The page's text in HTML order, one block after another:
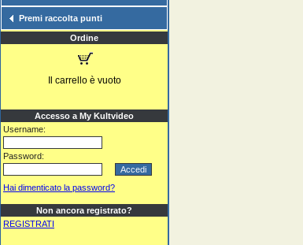
Premi raccolta punti
Ordine
Il carrello è vuoto
Accesso a My Kultvideo
Username:
Password:
Hai dimenticato la password?
Non ancora registrato?
REGISTRATI